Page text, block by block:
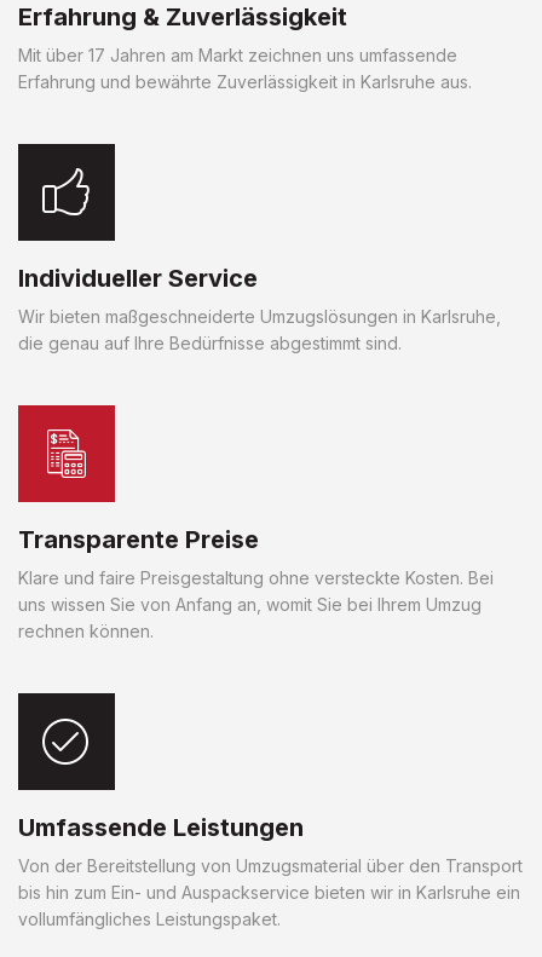
Erfahrung & Zuverlässigkeit
Mit über 17 Jahren am Markt zeichnen uns umfassende
Erfahrung und bewährte Zuverlässigkeit in Karlsruhe aus.
Individueller Service
Wir bieten maßgeschneiderte Umzugslösungen in Karlsruhe,
die genau auf Ihre Bedürfnisse abgestimmt sind.
Transparente Preise
Klare und faire Preisgestaltung ohne versteckte Kosten. Bei
uns wissen Sie von Anfang an, womit Sie bei Ihrem Umzug
rechnen können.
Umfassende Leistungen
Von der Bereitstellung von Umzugsmaterial über den Transport
bis hin zum Ein- und Auspackservice bieten wir in Karlsruhe ein
vollumfängliches Leistungspaket.